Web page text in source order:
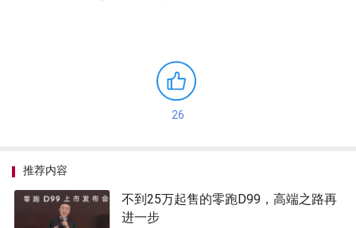
26
推荐内容
不到25万起售的零跑D99，高端之路再
进一步